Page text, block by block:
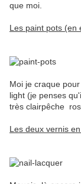
que moi.
Les paint pots (en
Moi je craque
light (je penses
très clairpêche
Les deux vernis